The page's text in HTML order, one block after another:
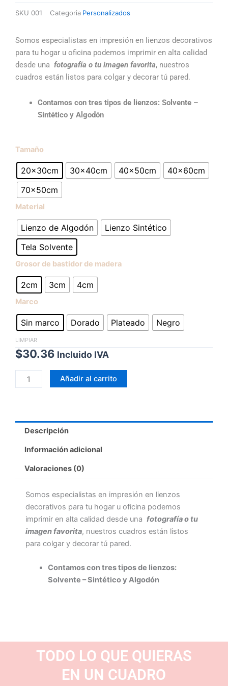
o
r
p
precios:
desde
hasta
$143.97
SKU 001 Categoria Personalizados
Somos especialistas en impresión en lienzos decorativos
para tu hogar u oficina podemos imprimir en alta calidad
desde una fotografía o tu imagen favorita, nuestros
cuadros están listos para colgar y decorar tú pared.
Contamos con tres tipos de lienzos: Solvente –
Sintético y Algodón
Tamaño
20x30cm 30x40cm 40x50cm
40x60cm
70x50cm
Material
Lienzo de Algodón
Lienzo Sintético
Tela Solvente
Grosor de bastidor de madera
2cm 3cm 4cm
Marco
Sin marco Dorado Plateado Negro
LIMPIAR
$30.36 Incluido IVA
Lienzo
Personalizado
cantidad
Añadir al carrito
Descripción
Información adicional
Valoraciones (0)
Somos especialistas en impresión en lienzos
decorativos para tu hogar u oficina podemos
imprimir en alta calidad desde una fotografía o tu
imagen favorita, nuestros cuadros están listos
para colgar y decorar tú pared.
Contamos con tres tipos de lienzos:
Solvente – Sintético y Algodón
TODO LO QUE QUIERAS
EN UN CUADRO